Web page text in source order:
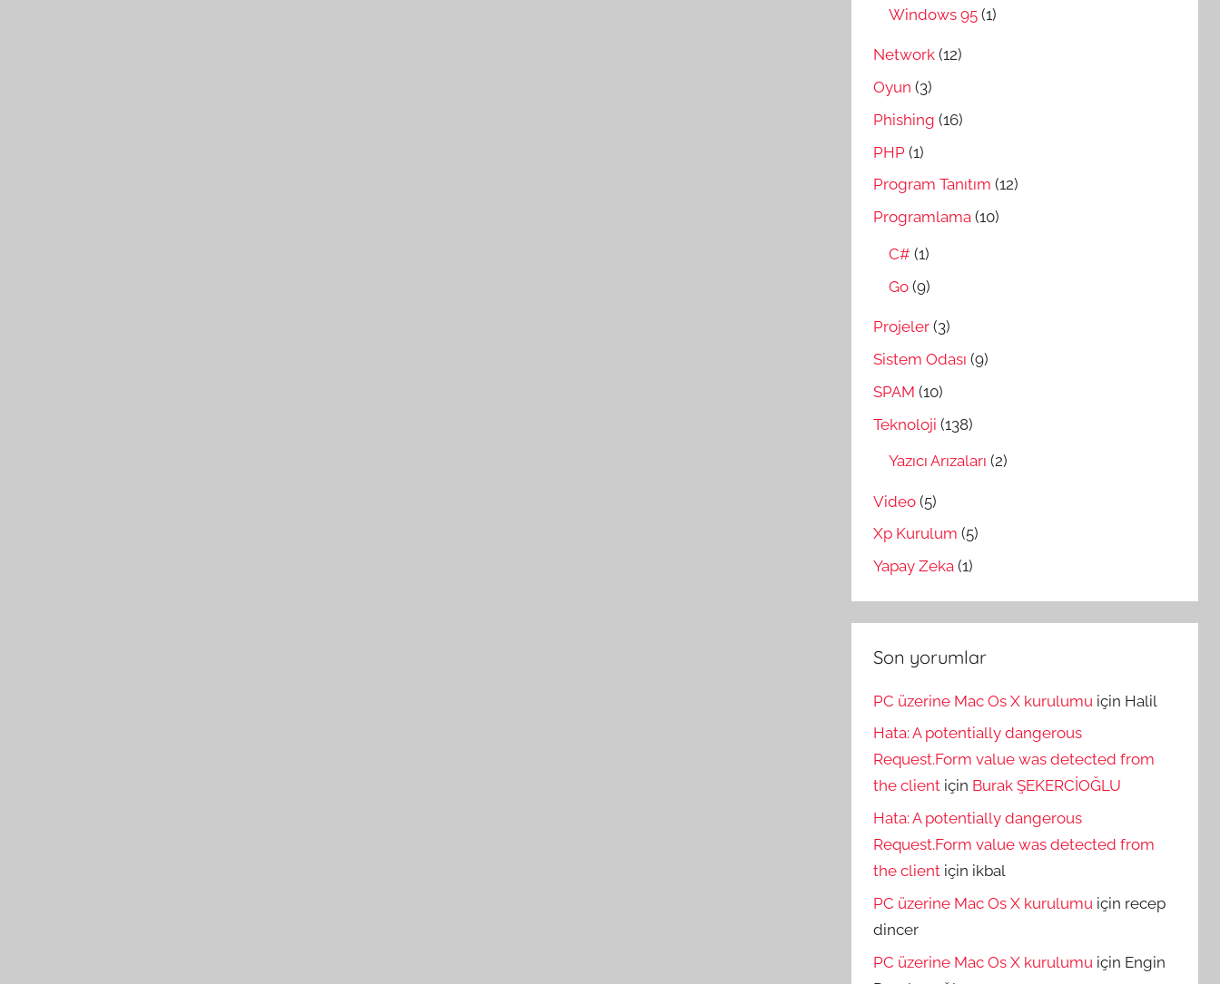
Windows 95 (1)
Network (12)
Oyun (3)
Phishing (16)
PHP (1)
Program Tanıtım (12)
Programlama (10)
C# (1)
Go (9)
Projeler (3)
Sistem Odası (9)
SPAM (10)
Teknoloji (138)
Yazıcı Arızaları (2)
Video (5)
Xp Kurulum (5)
Yapay Zeka (1)
Son yorumlar
PC üzerine Mac Os X kurulumu için Halil
Hata: A potentially dangerous
Request.Form value was detected from
the client için Burak ŞEKERCİOĞLU
Hata: A potentially dangerous
Request.Form value was detected from
the client için ikbal
PC üzerine Mac Os X kurulumu için recep
dincer
PC üzerine Mac Os X kurulumu için Engin